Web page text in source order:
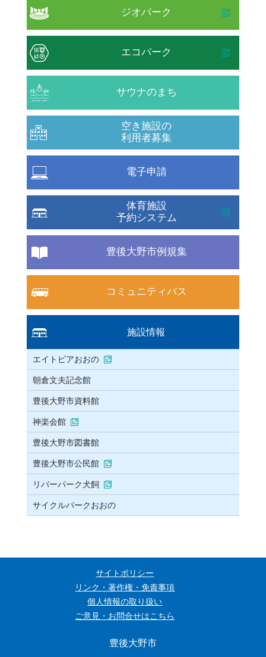
ジオパーク
エコパーク
サウナのまち
空き施設の
利用者募集
電子申請
体育施設
予約システム
豊後大野市例規集
コミュニティバス
施設情報
エイトピアおおの
朝倉文夫記念館
豊後大野市資料館
神楽会館
豊後大野市図書館
豊後大野市公民館
リバーパーク犬飼
サイクルパークおおの
サイトポリシー
リンク・著作権・免責事項
個人情報の取り扱い
ご意見・お問合せはこちら
豊後大野市